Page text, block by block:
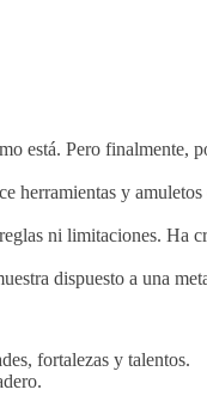
está. Pero finalmente,
herramientas y
ni limitaciones. Ha
dispuesto a una
fortalezas y talentos.